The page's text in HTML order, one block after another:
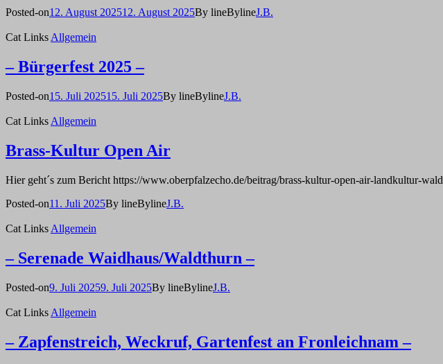
Posted-on12. August 202512. August 2025By lineBylineJ.B.
Cat Links Allgemein
– Bürgerfest 2025 –
Posted-on15. Juli 202515. Juli 2025By lineBylineJ.B.
Cat Links Allgemein
Brass-Kultur Open Air
Hier geht´s zum Bericht https://www.oberpfalzecho.de/beitrag/brass-kultur-open-air-landkultur-
Posted-on11. Juli 2025By lineBylineJ.B.
Cat Links Allgemein
– Serenade Waidhaus/Waldthurn –
Posted-on9. Juli 20259. Juli 2025By lineBylineJ.B.
Cat Links Allgemein
– Zapfenstreich, Weckruf, Gartenfest an Fronleichnam –